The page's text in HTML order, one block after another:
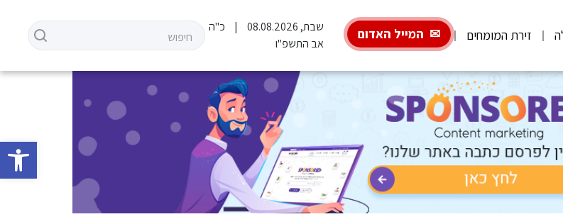
פתח
זירת המומחים המייל האדום שבת, 08.08.2026
כ"ה
אב התשפ"ו